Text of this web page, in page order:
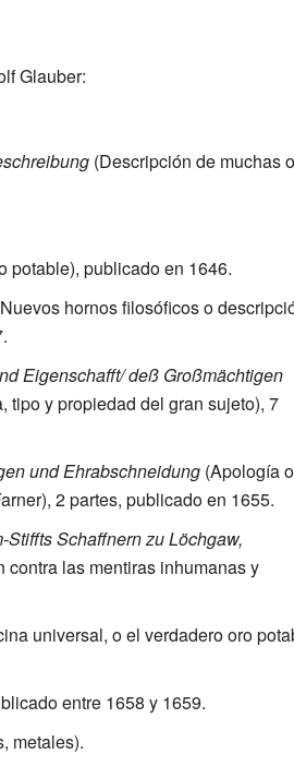
Glauber:
(Descripción de muchas
potable), publicado en 1646.
hornos filosóficos o
Eigenschafft/ deß Großmächtigen
y propiedad del gran sujeto), 7
und Ehrabschneidung(Apología o
2 partes, publicado en 1655.
Schaffnern zu Löchgaw,
las mentiras inhumanas y
universal, o el verdadero oro
entre 1658 y 1659.
metales).